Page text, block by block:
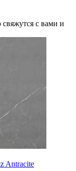
с вами и
Antracite